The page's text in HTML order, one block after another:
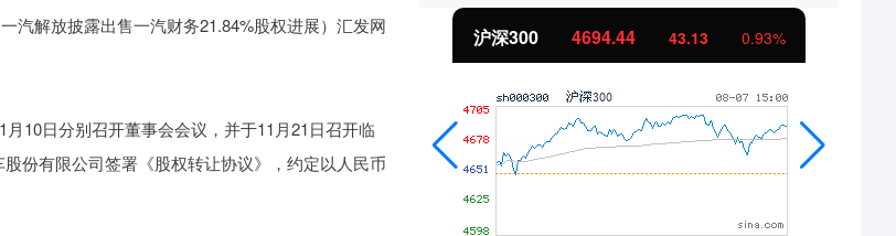
一汽解放披露出售一汽财务21.84%股权进展）汇发网
10日分别召开董事会会议，并于11月21日召开临
份有限公司签署《股权转让协议》，约定以人民币
深证成指 14311.01 200.89 1.42% 沪深300 4694.44 43.13 0.93%